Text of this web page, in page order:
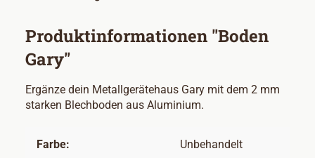
Produktinformationen "Boden
Gary"
Ergänze dein Metallgerätehaus Gary mit dem 2 mm
starken Blechboden aus Aluminium.
Farbe: Unbehandelt